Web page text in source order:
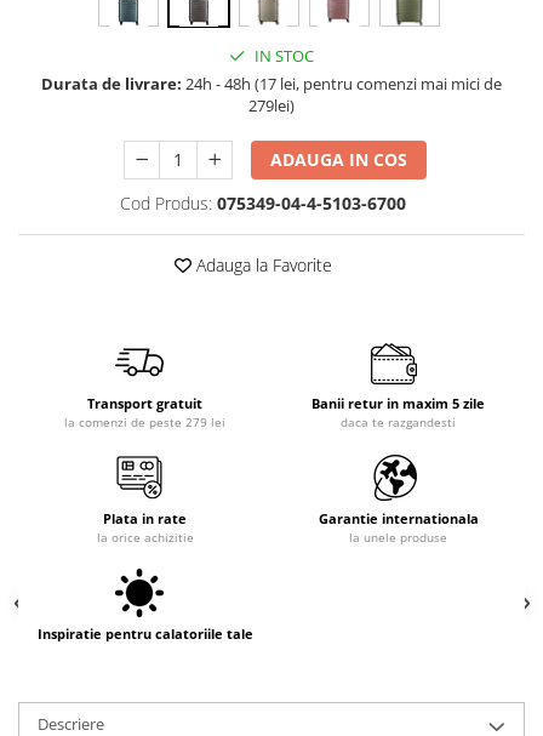
IN STOC
Durata de livrare: 24h - 48h (17 lei, pentru comenzi mai mici de
279lei)
ADAUGA IN COS
Cod Produs: 075349-04-4-5103-6700
Adauga la Favorite
Transport gratuit
la comenzi de peste 279 lei
Banii retur in maxim 5 zile
daca te razgandesti
Plata in rate
la orice achizitie
Garantie internationala
la unele produse
Inspiratie pentru calatoriile tale
Descriere